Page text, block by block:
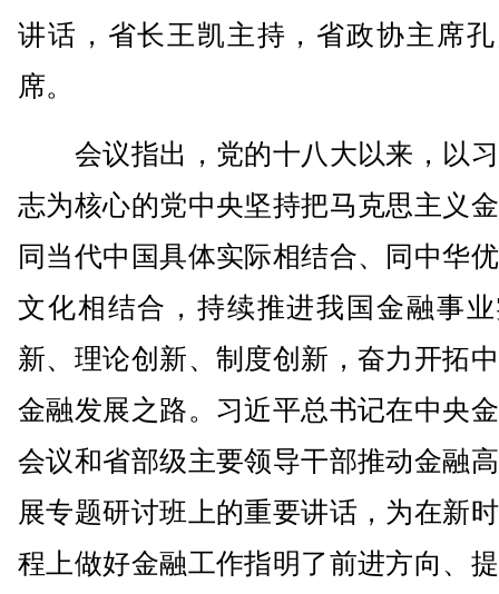
讲话，省长王凯主持，省政协主席
席。
会议指出，党的十八大以来，以
志为核心的党中央坚持把马克思主义
同当代中国具体实际相结合、同中华
文化相结合，持续推进我国金融事
新、理论创新、制度创新，奋力开拓
金融发展之路。习近平总书记在中央
会议和省部级主要领导干部推动金融
展专题研讨班上的重要讲话，为在新
程上做好金融工作指明了前进方向、